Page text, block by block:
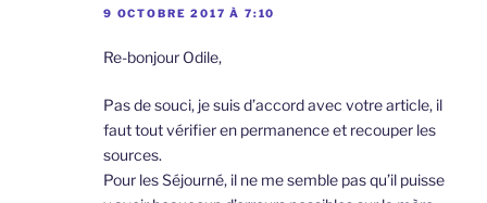
9 OCTOBRE 2017 À 7:10
Re-bonjour Odile,
Pas de souci, je suis d’accord avec votre article, il
faut tout vérifier en permanence et recouper les
sources.
Pour les Séjourné, il ne me semble pas qu’il puisse